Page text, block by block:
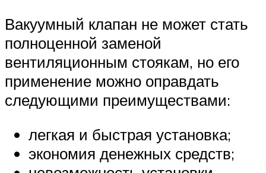
Вакуумный клапан не может стать
полноценной заменой
вентиляционным стоякам, но его
применение можно оправдать
следующими преимуществами:
легкая и быстрая установка;
экономия денежных средств;